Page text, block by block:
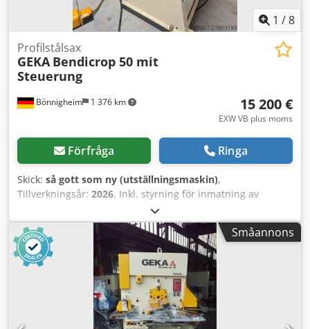
1 /8
Bönnigheim 1 376 km
Profilstålsax
GEKA Bendicrop 50 mit
Steuerung
15 200 €
EXW VB plus moms
Förfråga Ringa
Skick: så gott som ny (utställningsmaskin),
Tillverkningsår: 2026, Inkl. styrning för inmatning av
bockningsvinkel. Lyft per minut med 15 mm slag: 34 /min.
Stanskraft: 500 kN Håldiameter och tjocklek upp till max:
27x13 eller 20x18 mm Plattjärn (2° lutning) upp till max:
350x10 mm Dsdoy T N T Hjpfx Ahfswa Plattjärn (5° lutning)
upp till max: 350x15 mm Vinkeljärn 90 grader upp till max:
80x80x8 mm Rundmaterial upp till max: 35 mm
Fyrkantmaterial upp till max: 30 mm Urklipp upp till max:
10 mm Bockningskapacitet: Upptagning upp till max:
100x10 mm Motoreffekt: 3,0 kW Nettovikt: 950 kg Bruttovikt:
Småannons